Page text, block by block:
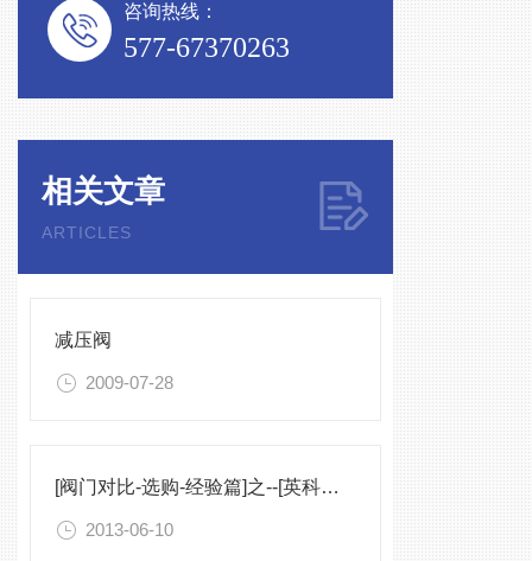
咨询热线：
577-67370263
相关文章
ARTICLES
减压阀
2009-07-28
[阀门对比-选购-经验篇]之--[英科品牌]截止阀的常见分类及选用指南
2013-06-10